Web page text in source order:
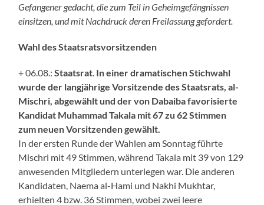
Gefangener gedacht, die zum Teil in Geheimgefängnissen
einsitzen, und mit Nachdruck deren Freilassung gefordert.
Wahl des Staatsratsvorsitzenden
+ 06.08.:Staatsrat. In einer dramatischen Stichwahl
wurde der langjährige Vorsitzende des Staatsrats, al-
Mischri, abgewählt und der von Dabaiba favorisierte
Kandidat Muhammad Takala mit 67 zu 62 Stimmen
zum neuen Vorsitzenden gewählt.
In der ersten Runde der Wahlen am Sonntag führte
Mischri mit 49 Stimmen, während Takala mit 39 von 129
anwesenden Mitgliedern unterlegen war. Die anderen
Kandidaten, Naema al-Hami und Nakhi Mukhtar,
erhielten 4 bzw. 36 Stimmen, wobei zwei leere